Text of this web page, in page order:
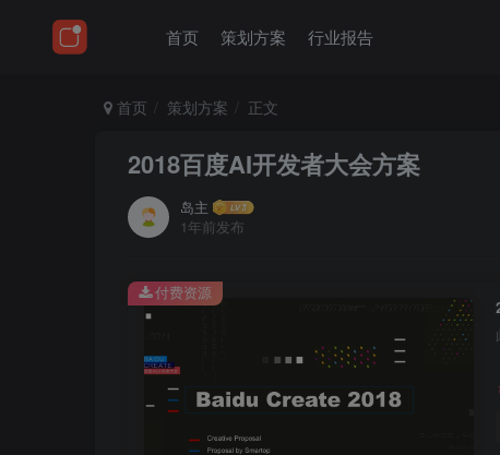
首页 策划方案 行业报告
首页 策划方案 正文
2018百度AI开发者大会方案
岛主
1年前发布
付费资源